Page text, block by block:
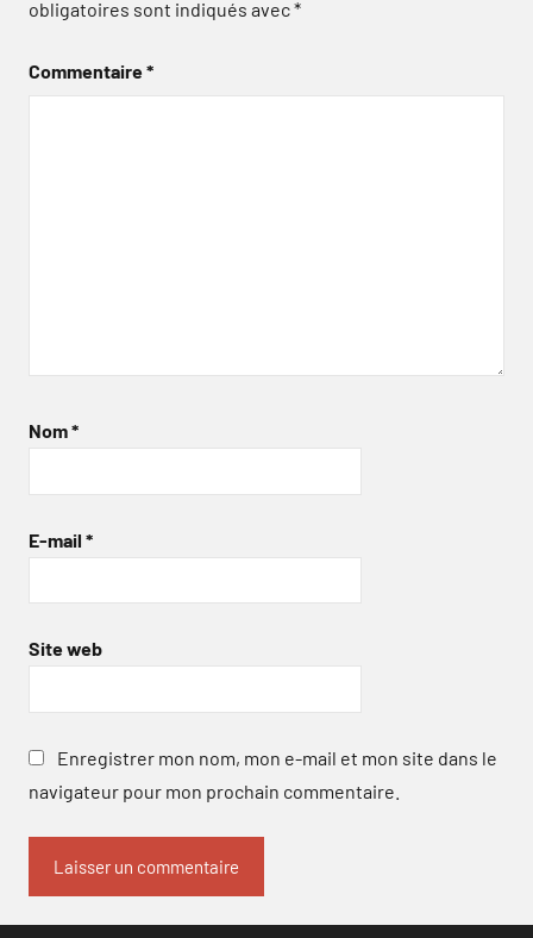
obligatoires sont indiqués avec*
Commentaire*
Nom*
E-mail *
Site web
Enregistrer mon nom, mon e-mail et mon site dans le
navigateur pour mon prochain commentaire.